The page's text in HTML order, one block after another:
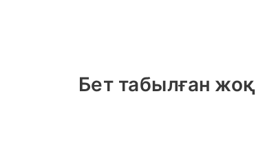
Бет табылған жоқ